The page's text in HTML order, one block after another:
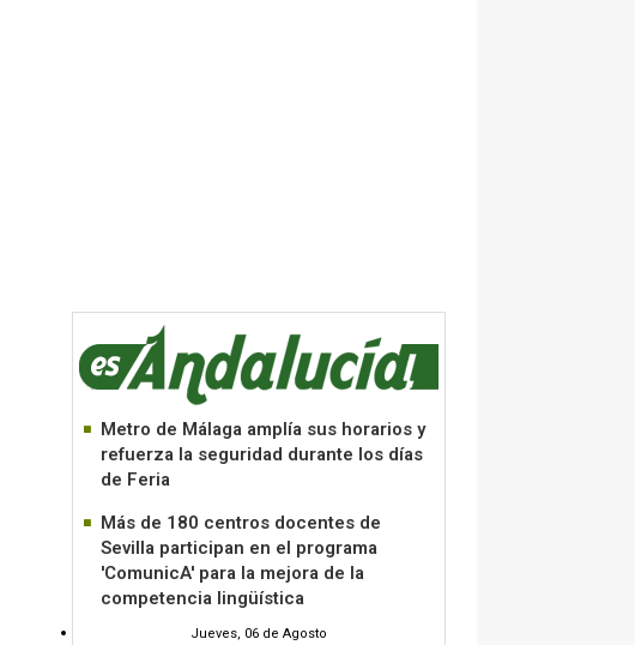
Metro de Málaga amplía sus horarios y
refuerza la seguridad durante los días
de Feria
Más de 180 centros docentes de
Sevilla participan en el programa
'ComunicA' para la mejora de la
competencia lingüística
Jueves, 06 de Agosto